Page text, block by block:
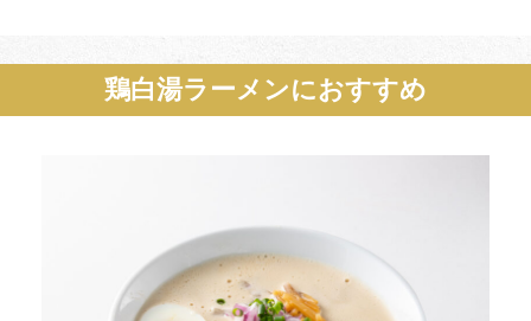
鶏白湯ラーメンにおすすめ